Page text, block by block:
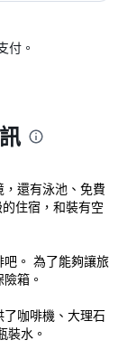
付。
還有泳池、免費
住宿，和裝有空
。 為了能夠讓旅
箱。
咖啡機、大理石
裝水。